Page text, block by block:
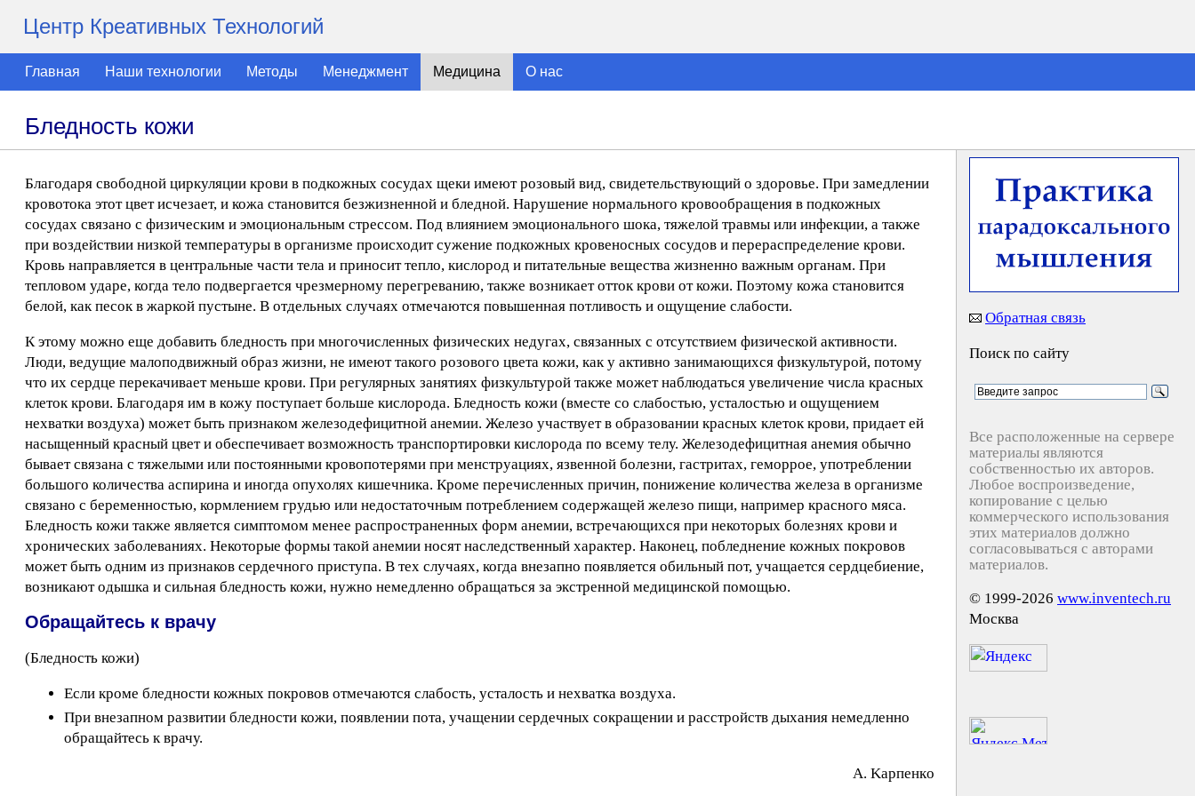
Центр Креативных Технологий
Главная Наши технологии Методы Менеджмент Медицина О нас
Бледность кожи
Благодаря свободной циркуляции крови в подкожных сосудах щеки имеют розовый вид, свидетельствующий о здоровье. При замедлении
кровотока этот цвет исчезает, и кожа становится безжизненной и бледной. Нарушение нормального кровообращения в подкожных
сосудах связано с физическим и эмоциональным стрессом. Под влиянием эмоционального шока, тяжелой травмы или инфекции, а также
при воздействии низкой температуры в организме происходит сужение подкожных кровеносных сосудов и перераспределение крови.
Кровь направляется в центральные части тела и приносит тепло, кислород и питательные вещества жизненно важным органам. При
тепловом ударе, когда тело подвергается чрезмерному перегреванию, также возникает отток крови от кожи. Поэтому кожа становится
белой, как песок в жаркой пустыне. В отдельных случаях отмечаются повышенная потливость и ощущение слабости.
К этому можно еще добавить бледность при многочисленных физических недугах, связанных с отсутствием физической активности.
Люди, ведущие малоподвижный образ жизни, не имеют такого розового цвета кожи, как у активно занимающихся физкультурой, потому
что их сердце перекачивает меньше крови. При регулярных занятиях физкультурой также может наблюдаться увеличение числа красных
клеток крови. Благодаря им в кожу поступает больше кислорода. Бледность кожи (вместе со слабостью, усталостью и ощущением
нехватки воздуха) может быть признаком железодефицитной анемии. Железо участвует в образовании красных клеток крови, придает ей
насыщенный красный цвет и обеспечивает возможность транспортировки кислорода по всему телу. Железодефицитная анемия обычно
бывает связана с тяжелыми или постоянными кровопотерями при менструациях, язвенной болезни, гастритах, геморрое, употреблении
большого количества аспирина и иногда опухолях кишечника. Кроме перечисленных причин, понижение количества железа в организме
связано с беременностью, кормлением грудью или недостаточным потреблением содержащей железо пищи, например красного мяса.
Бледность кожи также является симптомом менее распространенных форм анемии, встречающихся при некоторых болезнях крови и
хронических заболеваниях. Некоторые формы такой анемии носят наследственный характер. Наконец, побледнение кожных покровов
может быть одним из признаков сердечного приступа. В тех случаях, когда внезапно появляется обильный пот, учащается сердцебиение,
возникают одышка и сильная бледность кожи, нужно немедленно обращаться за экстренной медицинской помощью.
Обращайтесь к врачу
(Бледность кожи)
Если кроме бледности кожных покровов отмечаются слабость, усталость и нехватка воздуха.
При внезапном развитии бледности кожи, появлении пота, учащении сердечных сокращении и расстройств дыхания немедленно
обращайтесь к врачу.
A. Kapпeнкo
Обратная связь
Поиск по сайту
Все расположенные на сервере
материалы являются
собственностью их авторов.
Любое воспроизведение,
копирование с целью
коммерческого использования
этих материалов должно
согласовываться с авторами
материалов.
© 1999-2026 www.inventech.ru
Москва